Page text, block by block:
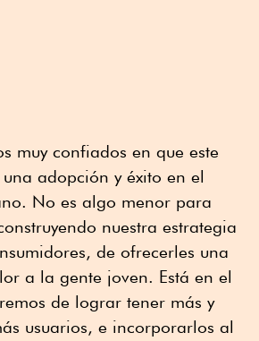
muy confiados en que este
adopción y éxito en el
No es algo menor para
nuestra estrategia
de ofrecerles una
a la gente joven. Está en el
de lograr tener más y
usuarios, e incorporarlos al